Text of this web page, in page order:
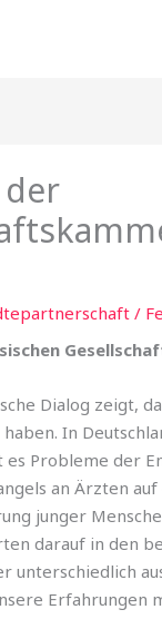
/
Dialog zeigt,
In
es Probleme der
an Ärzten auf
junger
darauf in den
unterschiedlich
Erfahrungen